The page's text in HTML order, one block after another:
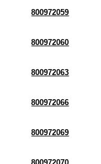
800972059
800972060
800972063
800972066
800972069